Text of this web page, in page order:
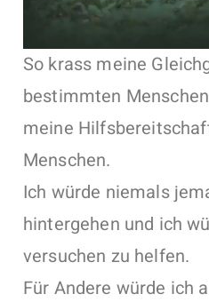
So krass meine
bestimmten
meine
Menschen.
Ich würde niemals
hintergehen und ich
versuchen zu helfen.
Für Andere würde ich